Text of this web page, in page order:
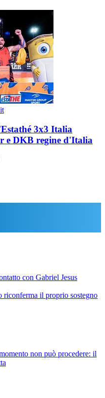
3x3 Italia
e DKB regine d'Italia
con Gabriel Jesus
riconferma il proprio sostegno
non può procedere: il